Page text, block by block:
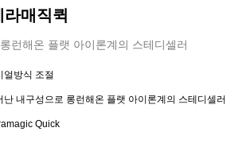
매직퀵
런해온 플랫 아이론계의 스테디셀러
얼방식 조절
난 내구성으로 롱런해온 플랫 아이론계의 스테디셀러
Quick